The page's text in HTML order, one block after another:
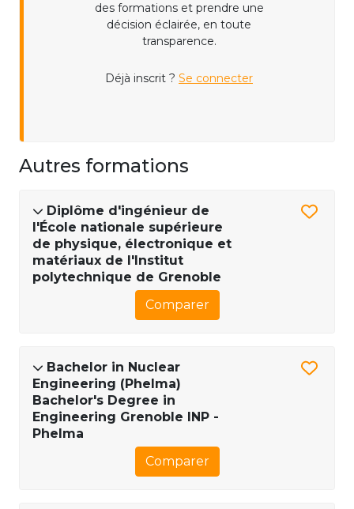
des formations et prendre une
décision éclairée, en toute
transparence.
Déjà inscrit ? Se connecter
Autres formations
Diplôme d'ingénieur de
l'École nationale supérieure
de physique, électronique et
matériaux de l'Institut
polytechnique de Grenoble
Comparer
Bachelor in Nuclear
Engineering (Phelma)
Bachelor's Degree in
Engineering Grenoble INP -
Phelma
Comparer